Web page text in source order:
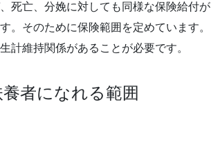
死亡、分娩に対しても同様な保険給付が
。そのために保険範囲を定めています。
計維持関係があることが必要です。
者になれる範囲